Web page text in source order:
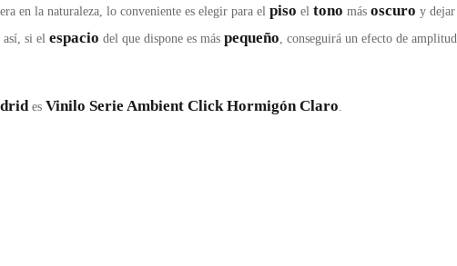
en la naturaleza, lo conveniente es elegir para el piso el tono más oscuro y dejar
así, si el espacio del que dispone es más pequeño , conseguirá un efecto de amplitud
es Vinilo Serie Ambient Click Hormigón Claro